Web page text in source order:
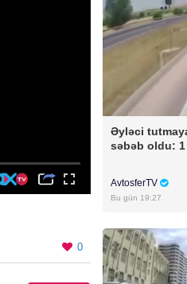
0
Əyləci
səbəb oldu: 1
AvtosferTV
Bu gün 19:27